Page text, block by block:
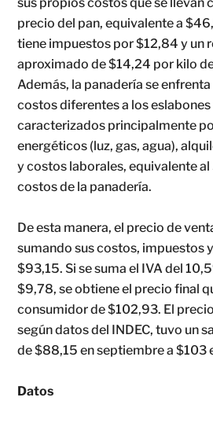
precio del pan, equivalente a
tiene impuestos por $12,84 y un
aproximado de $14,24 por kilo
Además, la panadería se
costos diferentes a los
caracterizados principalmente
energéticos (luz, gas, agua),
y costos laborales, equivalente
costos de la panadería.
De esta manera, el precio de
sumando sus costos, impuestos
$93,15. Si se suma el IVA del
$9,78, se obtiene el precio final
consumidor de $102,93. El
según datos del INDEC, tuvo un
de $88,15 en septiembre a $103
Datos